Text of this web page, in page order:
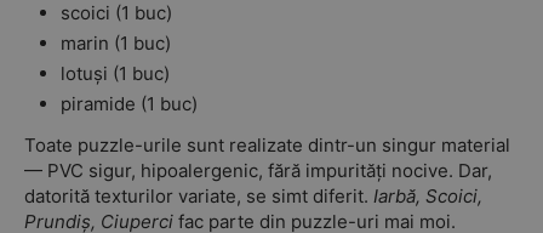
scoici (1 buc)
marin (1 buc)
lotuși (1 buc)
piramide (1 buc)
Toate puzzle-urile sunt realizate dintr-un singur material
— PVC sigur, hipoalergenic, fără impurități nocive. Dar,
datorită texturilor variate, se simt diferit. Iarbă, Scoici,
Prundiș, Ciuperci fac parte din puzzle-uri mai moi.